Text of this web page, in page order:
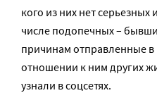
кого из них нет
числе подопечных –
причинам отправленные
отношении к ним других
узнали в соцсетях.